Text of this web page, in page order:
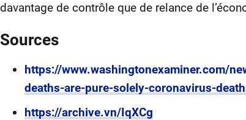
davantage de contrôle que de relance de
Sources
https://www.washingtonexaminer.com/
deaths-are-pure-solely-coronavirus-
https://archive.vn/IqXCg